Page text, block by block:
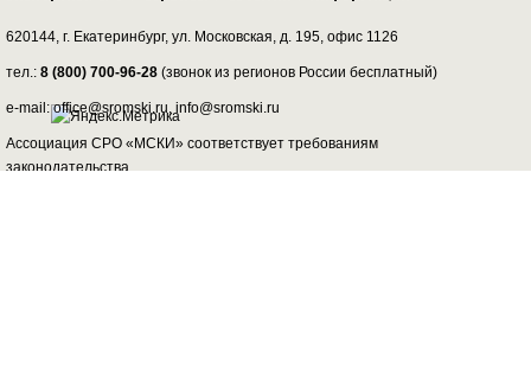
620144, г. Екатеринбург, ул. Московская, д. 195, офис 1126
тел.: 8 (800) 700-96-28 (звонок из регионов России бесплатный)
e-mail: office@sromski.ru, info@sromski.ru
Ассоциация СРО «МСКИ» соответствует требованиям
законодательства